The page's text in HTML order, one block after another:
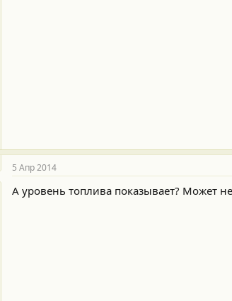
5 Апр 2014
А уровень топлива показывает? Может